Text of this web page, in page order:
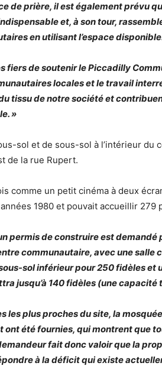
de prière, il est également prévu
et, à son tour,
en utilisant l’espace
fiers de soutenir le Piccadilly
locales et le travail
tissu de notre société et
»
sol et de sous-sol à l’intérieur du
de la rue Rupert.
comme un petit cinéma à deux
1980 et pouvait accueillir 279
permis de construire est demandé
communautaire, avec une salle
sol inférieur pour 250 fidèles et
jusqu’à 140 fidèles (une capacité
les plus proches du site, la
ont été fournies, qui montrent que
fait donc valoir que la
à la déficit qui existe